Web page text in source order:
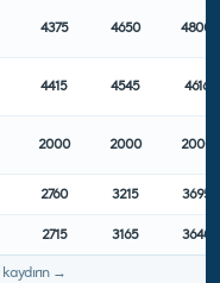
4375 4650 4800
4415 4545 4616
2000 2000 2000
2760 3215 3695
2715 3165 3640